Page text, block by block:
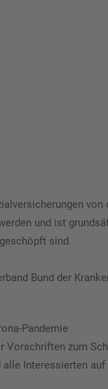
und ist
sind.
Bund der
Pandemie
zum
Interessierten